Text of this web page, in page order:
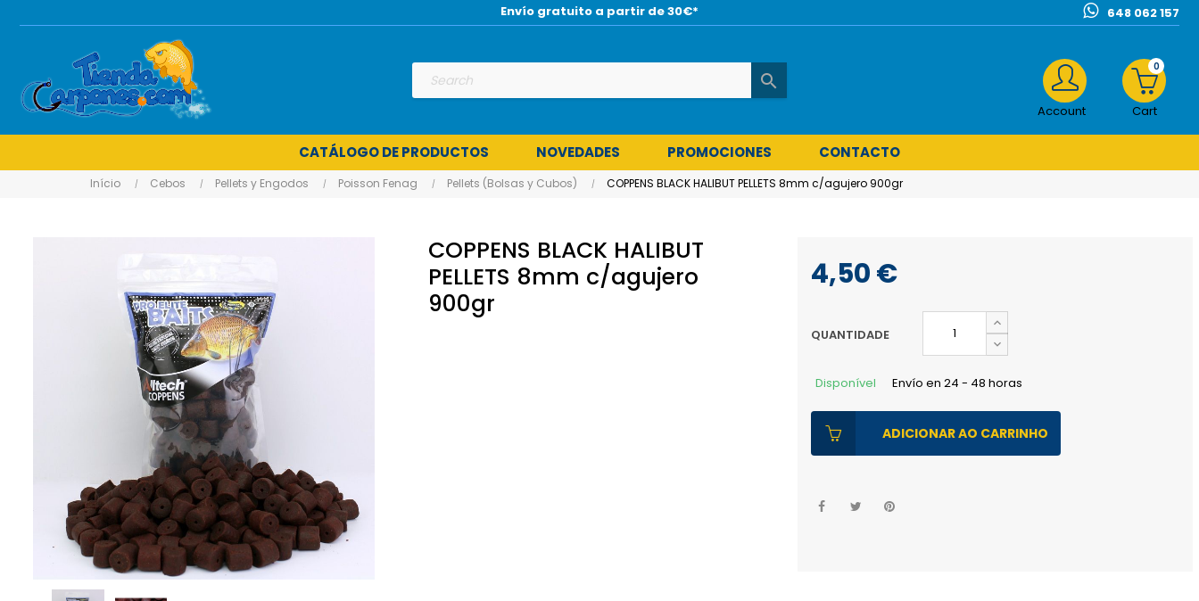
Envío gratuito a partir de 30€* 648 062 157
search
0
Cart
Account
CATÁLOGO DE PRODUCTOS NOVEDADES PROMOCIONES CONTACTO
Início Cebos Pellets y Engodos Poisson Fenag Pellets (Bolsas y Cubos) COPPENS BLACK HALIBUT PELLETS 8mm c/agujero 900gr
COPPENS BLACK HALIBUT
PELLETS 8mm c/agujero
900gr
4,50 €
QUANTIDADE
Disponível Envío en 24 - 48 horas
ADICIONAR AO CARRINHO